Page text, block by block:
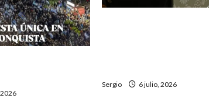
Sergio 6 julio, 2026